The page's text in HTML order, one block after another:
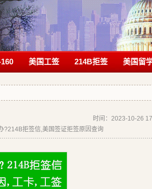
美国工签 214B拒签 美国留
时间：2023-10-26
?214B拒签信,美国签证拒签原因查询